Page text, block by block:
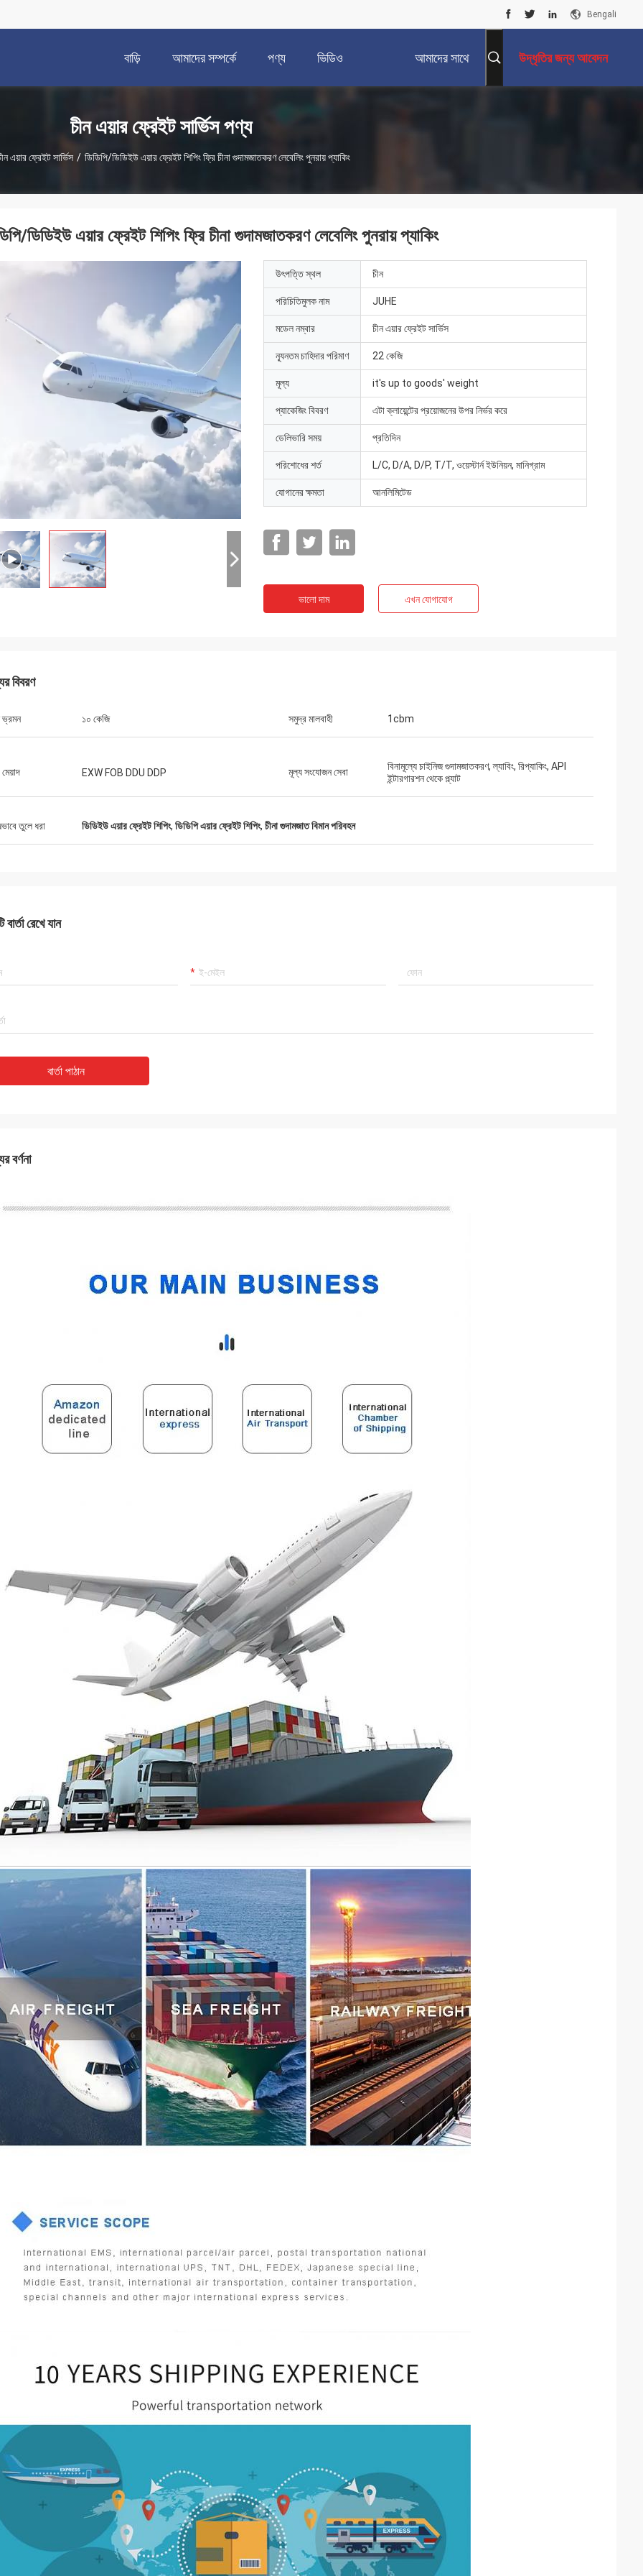
Bengali
বাড়ি আমাদের সম্পর্কে পণ্য ভিডিও আমাদের সাথে উদ্ধৃতির জন্য আবেদন
চীন এয়ার ফ্রেইট সার্ভিস পণ্য
এয়ার ফ্রেইট সার্ভিস / ডিডিপি/ডিডিইউ এয়ার ফ্রেইট শিপিং ফ্রি চীনা গুদামজাতকরণ লেবেলিং পুনরায় প্যাকিং
ডিডিইউ এয়ার ফ্রেইট শিপিং ফ্রি চীনা গুদামজাতকরণ লেবেলিং পুনরায় প্যাকিং
উৎপত্তি স্থল চীন
পরিচিতিমুলক নাম JUHE
মডেল নম্বার চীন এয়ার ফ্রেইট সার্ভিস
ন্যূনতম চাহিদার পরিমাণ 22 কেজি
মূল্য it's up to goods' weight
প্যাকেজিং বিবরণ এটা ক্লায়েন্টের প্রয়োজনের উপর নির্ভর করে
ডেলিভারি সময় প্রতিদিন
পরিশোধের শর্ত L/C, D/A, D/P, T/T, ওয়েস্টার্ন ইউনিয়ন, মানিগ্রাম
যোগানের ক্ষমতা আনলিমিটেড
ভালো দাম এখন যোগাযোগ
বিবরণ
ভ্রমন ১০ কেজি সমুদ্র মালবাহী 1cbm
মেয়াদ EXW FOB DDU DDP মূল্য সংযোজন সেবা
বিনামূল্যে চাইনিজ গুদামজাতকরণ, ল্যাবিং, রিপ্যাকিং, API
ইন্টারগারশন থেকে প্ল্যাট
তুলে ধরা ডিডিইউ এয়ার ফ্রেইট শিপিং, ডিডিপি এয়ার ফ্রেইট শিপিং, চীনা গুদামজাত বিমান পরিবহন
বার্তা রেখে যান
বার্তা পাঠান
বর্ণনা